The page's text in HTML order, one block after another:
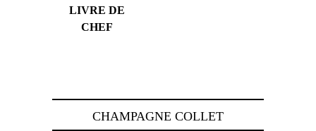
LIVRE DE
CHEF
CHAMPAGNE COLLET